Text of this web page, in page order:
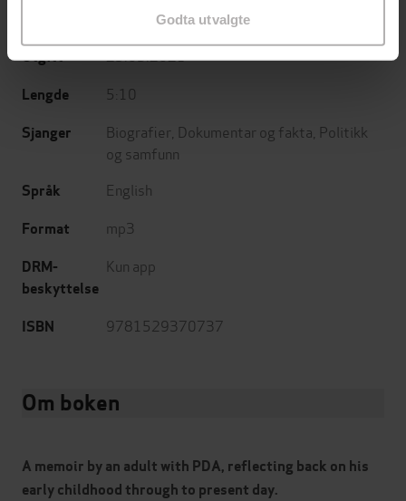
Godta utvalgte
John Murray
Utgitt 25.03.2021
Lengde 5:10
Sjanger Biografier Dokumentar og fakta Politikk
og samfunn
Språk English
Format mp3
DRM-
beskyttelse
Kun app
ISBN 9781529370737
Om boken
A memoir by an adult with PDA, reflecting back on his
early childhood through to present day.